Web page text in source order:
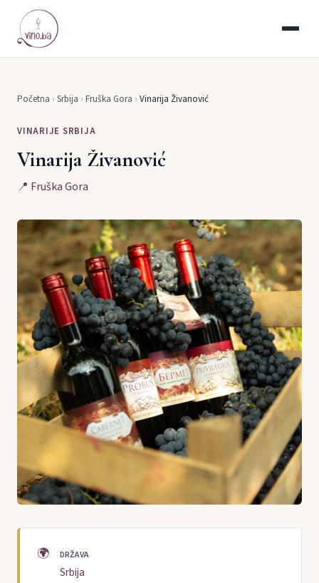
Početna › Srbija › Fruška Gora › Vinarija Živanović
VINARIJE SRBIJA
Vinarija Živanović
📍 Fruška Gora
🌍 DRŽAVA
Srbija